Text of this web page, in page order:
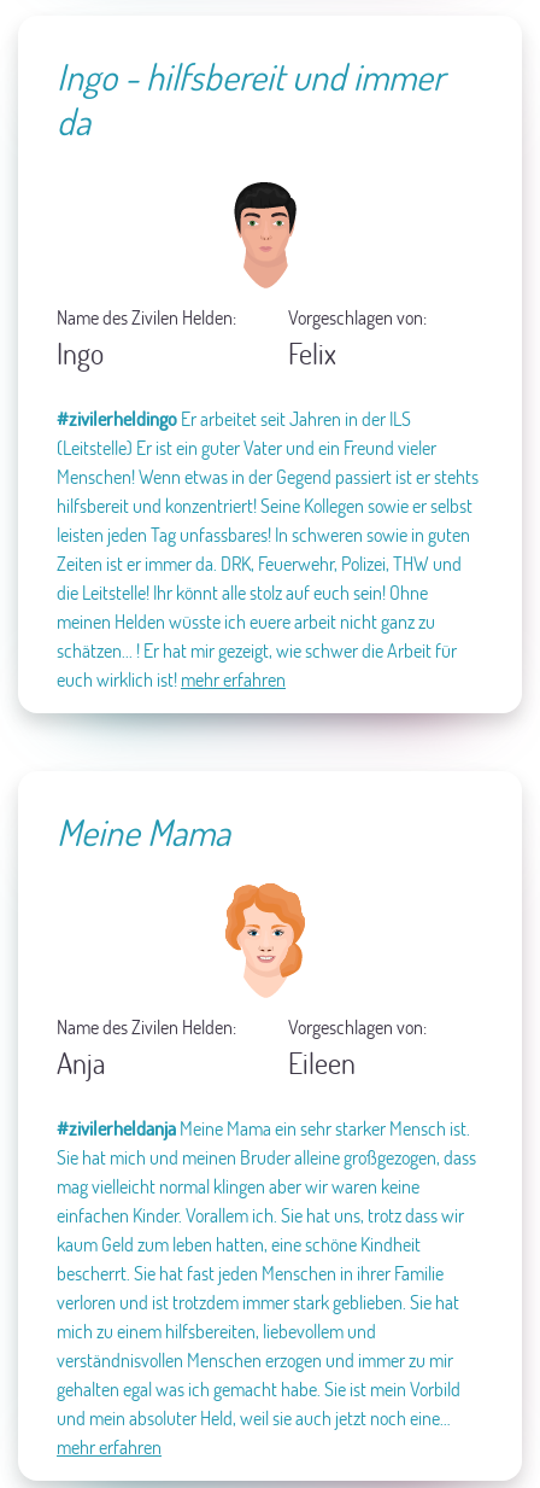
Ingo - hilfsbereit und immer
da
Name des Zivilen Helden:
Ingo
Vorgeschlagen von:
Felix
#zivilerheldingoEr arbeitet seit Jahren in der ILS
(Leitstelle) Er ist ein guter Vater und ein Freund vieler
Menschen! Wenn etwas in der Gegend passiert ist er stehts
hilfsbereit und konzentriert! Seine Kollegen sowie er selbst
leisten jeden Tag unfassbares! In schweren sowie in guten
Zeiten ist er immer da. DRK, Feuerwehr, Polizei, THW und
die Leitstelle! Ihr könnt alle stolz auf euch sein! Ohne
meinen Helden wüsste ich euere arbeit nicht ganz zu
schätzen... ! Er hat mir gezeigt, wie schwer die Arbeit für
euch wirklich ist!mehr erfahren
Meine Mama
Name des Zivilen Helden:
Anja
Vorgeschlagen von:
Eileen
#zivilerheldanjaMeine Mama ein sehr starker Mensch ist.
Sie hat mich und meinen Bruder alleine großgezogen, dass
mag vielleicht normal klingen aber wir waren keine
einfachen Kinder. Vorallem ich. Sie hat uns, trotz dass wir
kaum Geld zum leben hatten, eine schöne Kindheit
bescherrt. Sie hat fast jeden Menschen in ihrer Familie
verloren und ist trotzdem immer stark geblieben. Sie hat
mich zu einem hilfsbereiten, liebevollem und
verständnisvollen Menschen erzogen und immer zu mir
gehalten egal was ich gemacht habe. Sie ist mein Vorbild
und mein absoluter Held, weil sie auch jetzt noch eine…
mehr erfahren